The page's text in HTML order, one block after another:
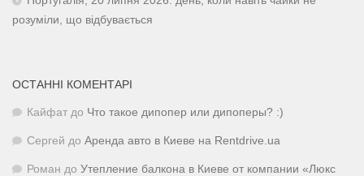
розуміли, що відбувається
ОСТАННІ КОМЕНТАРІ
Кайфат до Что такое дипопер или дипоперы? :)
Сергей до Аренда авто в Киеве на Rentdrive.ua
Роман до Утепление балкона в Киеве от компании «Люкс